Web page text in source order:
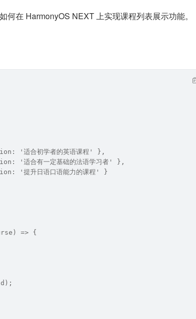
在 HarmonyOS NEXT 上实现课程列表展示功能。
'适合初学者的英语课程' },
'适合有一定基础的法语学习者' },
'提升日语口语能力的课程' }
=> {